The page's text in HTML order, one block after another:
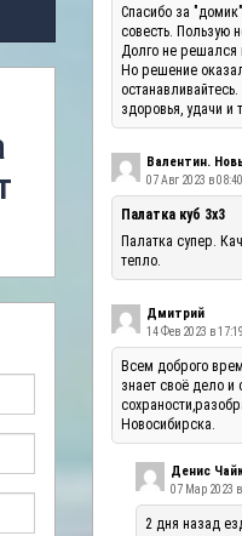
Спасибо за
совесть. Пользую
Долго не решался
Но решение
здоровья, удачи и
Валентин.
07 Авг 2023 в 08:40
Палатка куб 3х3
Палатка супер.
тепло.
Дмитрий
14 Фев 2023 в 17:19
Всем доброго
знает своё дело и
Новосибирска.
Денис
07 Мар 2023 в
2 дня назад